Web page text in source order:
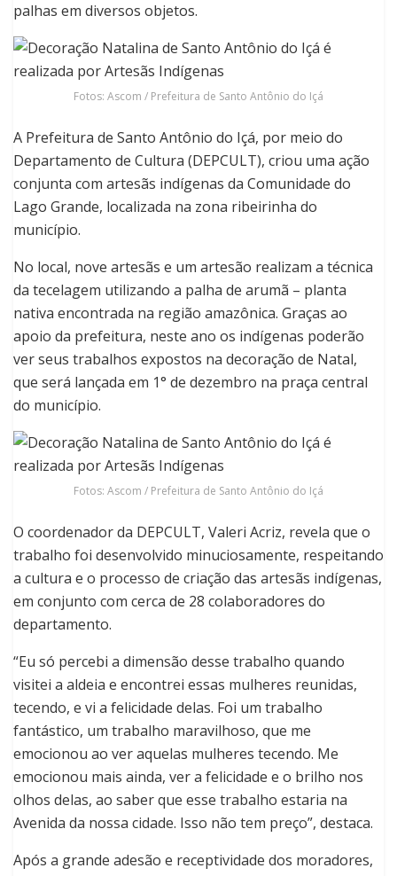
palhas em diversos objetos.
Fotos: Ascom / Prefeitura de Santo Antônio do Içá
A Prefeitura de Santo Antônio do Içá, por meio do
Departamento de Cultura (DEPCULT), criou uma ação
conjunta com artesãs indígenas da Comunidade do
Lago Grande, localizada na zona ribeirinha do
município.
No local, nove artesãs e um artesão realizam a técnica
da tecelagem utilizando a palha de arumã – planta
nativa encontrada na região amazônica. Graças ao
apoio da prefeitura, neste ano os indígenas poderão
ver seus trabalhos expostos na decoração de Natal,
que será lançada em 1° de dezembro na praça central
do município.
Fotos: Ascom / Prefeitura de Santo Antônio do Içá
O coordenador da DEPCULT, Valeri Acriz, revela que o
trabalho foi desenvolvido minuciosamente, respeitando
a cultura e o processo de criação das artesãs indígenas,
em conjunto com cerca de 28 colaboradores do
departamento.
“Eu só percebi a dimensão desse trabalho quando
visitei a aldeia e encontrei essas mulheres reunidas,
tecendo, e vi a felicidade delas. Foi um trabalho
fantástico, um trabalho maravilhoso, que me
emocionou ao ver aquelas mulheres tecendo. Me
emocionou mais ainda, ver a felicidade e o brilho nos
olhos delas, ao saber que esse trabalho estaria na
Avenida da nossa cidade. Isso não tem preço”, destaca.
Após a grande adesão e receptividade dos moradores,